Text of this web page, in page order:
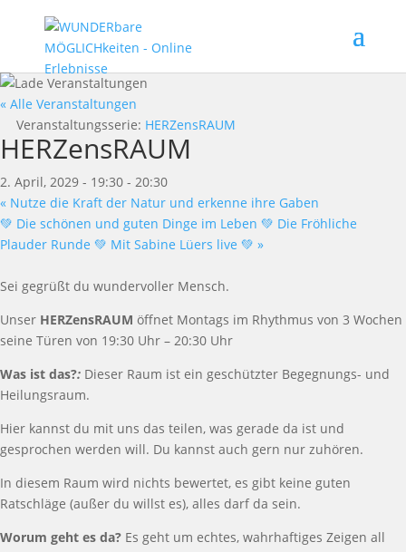
« Alle Veranstaltungen
Veranstaltungsserie: HERZensRAUM
HERZensRAUM
2. April, 2029 - 19:30 - 20:30
« Nutze die Kraft der Natur und erkenne ihre Gaben
💚 Die schönen und guten Dinge im Leben 💚 Die Fröhliche
Plauder Runde 💚 Mit Sabine Lüers live 💚 »
Sei gegrüßt du wundervoller Mensch.
Unser HERZensRAUM öffnet Montags im Rhythmus von 3 Wochen
seine Türen von 19:30 Uhr – 20:30 Uhr
Was ist das?: Dieser Raum ist ein geschützter Begegnungs- und
Heilungsraum.
Hier kannst du mit uns das teilen, was gerade da ist und
gesprochen werden will. Du kannst auch gern nur zuhören.
In diesem Raum wird nichts bewertet, es gibt keine guten
Ratschläge (außer du willst es), alles darf da sein.
Worum geht es da? Es geht um echtes, wahrhaftiges Zeigen all